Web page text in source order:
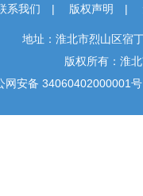
系我们 | 版权声明 |
地址：淮北市烈山区宿
版权所有：淮
网安备 34060402000001号